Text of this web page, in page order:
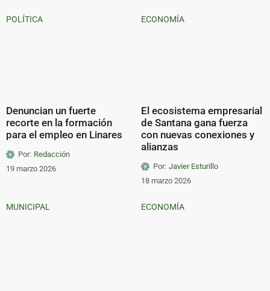
POLÍTICA
Denuncian un fuerte
recorte en la formación
para el empleo en Linares
Por: Redacción
19 marzo 2026
ECONOMÍA
El ecosistema empresarial
de Santana gana fuerza
con nuevas conexiones y
alianzas
Por: Javier Esturillo
18 marzo 2026
MUNICIPAL ECONOMÍA